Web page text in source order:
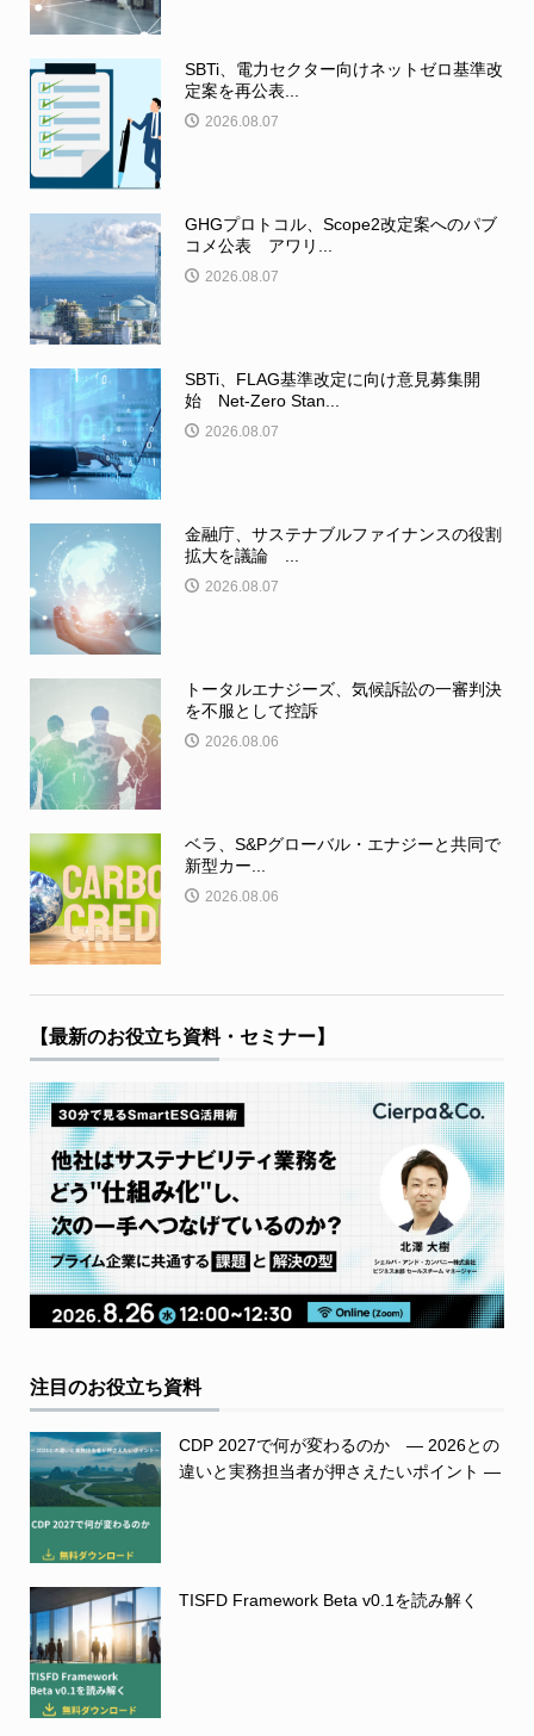
SBTi、電力セクター向けネットゼロ基準改
定案を再公表...
2026.08.07
GHGプロトコル、Scope2改定案へのパブ
コメ公表 アワリ...
2026.08.07
SBTi、FLAG基準改定に向け意見募集開
始 Net-Zero Stan...
2026.08.07
金融庁、サステナブルファイナンスの役割
拡大を議論 ...
2026.08.07
トータルエナジーズ、気候訴訟の一審判決
を不服として控訴
2026.08.06
ベラ、S&Pグローバル・エナジーと共同で
新型カー...
2026.08.06
【最新のお役立ち資料・セミナー】
注目のお役立ち資料
CDP 2027で何が変わるのか ― 2026との
違いと実務担当者が押さえたいポイント ―
TISFD Framework Beta v0.1を読み解く